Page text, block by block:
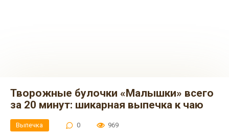
Творожные булочки «Малышки» всего
за 20 минут: шикарная выпечка к чаю
Выпечка 0 969